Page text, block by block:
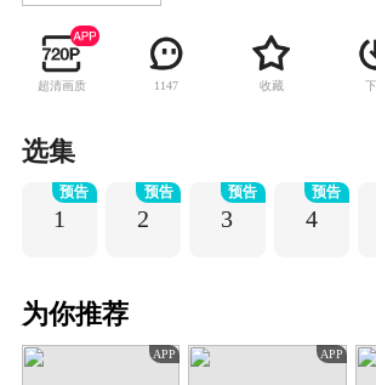
被巫族驱逐，七皇子元湛发
为自己而被逼至生死边缘，
九转玲珑阵，打破现实重
们再度相遇，凤卿尘却不
深情，暗中守护并辅助元
超清画质 1147 收藏
选集
1
预告
2
预告
3
预告
4
预告
为你推荐
APP APP